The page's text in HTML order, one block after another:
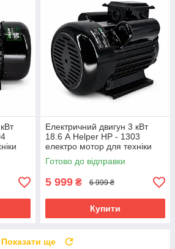
Електричний двигун 3 кВт
18.6 А Helper HP - 1303
електро мотор для техніки
однофазний двигун для
електротехніки мотори
Готово до відправки
5 999 ₴ 6 999 ₴
Купити
Показати ще